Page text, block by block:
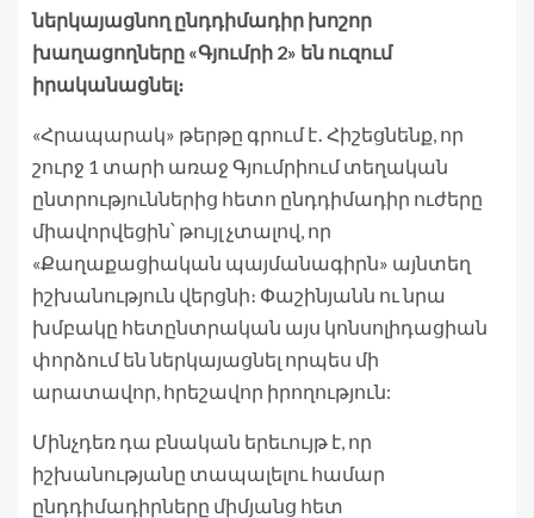
ներկայացնող ընդդիմադիր խոշոր
խաղացողները «Գյումրի 2» են ուզում
իրականացնել։
«Հրապարակ» թերթը գրում է․ Հիշեցնենք, որ
շուրջ 1 տարի առաջ Գյումրիում տեղական
ընտրություններից հետո ընդդիմադիր ուժերը
միավորվեցին՝ թույլ չտալով, որ
«Քաղաքացիական պայմանագիրն» այնտեղ
իշխանություն վերցնի։ Փաշինյանն ու նրա
խմբակը հետընտրական այս կոնսոլիդացիան
փորձում են ներկայացնել որպես մի
արատավոր, հրեշավոր իրողություն:
Մինչդեռ դա բնական երեւույթ է, որ
իշխանությանը տապալելու համար
ընդդիմադիրները միմյանց հետ